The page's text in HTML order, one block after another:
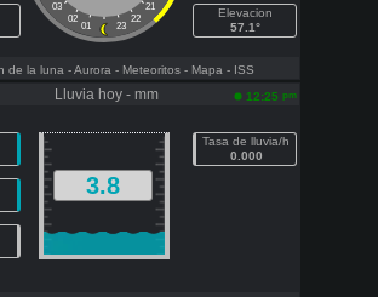
03
21
02
22
01 23
Elevacion
57.1°
de la luna - Aurora - Meteoritos - Mapa - ISS
Lluvia hoy - mm 12:25 pm
3.8
Tasa de lluvia/h
0.000